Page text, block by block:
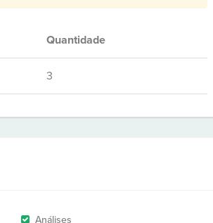
Quantidade
3
Análises